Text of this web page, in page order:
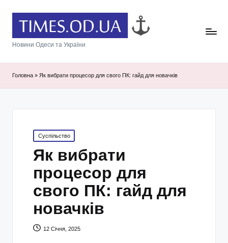
Новини Одеси та України
Головна » Як вибрати процесор для свого ПК: гайд для новачків
Posted
in
Суспільство
Як вибрати
процесор для
свого ПК: гайд для
новачків
12 Січня, 2025